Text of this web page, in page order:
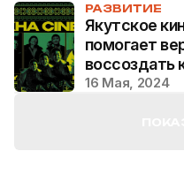
РАЗВИТИЕ
Якутское
помогает
воссоздать
16 Мая, 2024